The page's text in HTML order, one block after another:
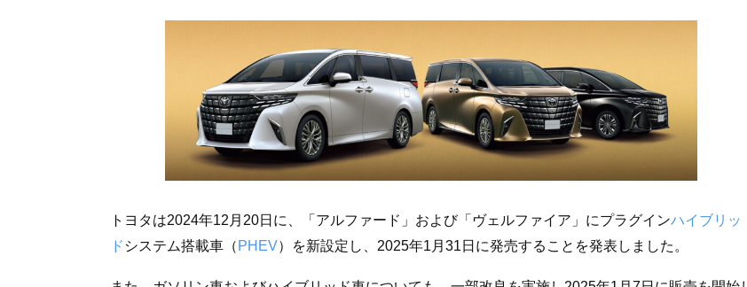
トヨタは2024年12月20日に、「アルファード」および「ヴェルファイア」にプラグインハイブリッ
ド システム搭載車（PHEV）を新設定し、2025年1月31日に発売することを発表しました。